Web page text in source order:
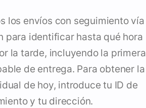
los envíos con seguimiento vía
para identificar hasta qué hora
la tarde, incluyendo la primera
de entrega. Para obtener la
de hoy, introduce tu ID de
y tu dirección.